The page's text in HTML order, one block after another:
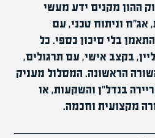
ההון מקנים ידע מעשי
וניתוח טכני, עם
בלי סיכון כספי. כל
בקצב אישי, עם תרגולים,
הראשונה. המסלול מעניק
בנדל"ן והשקעות, או
מקצועית וחכמה.